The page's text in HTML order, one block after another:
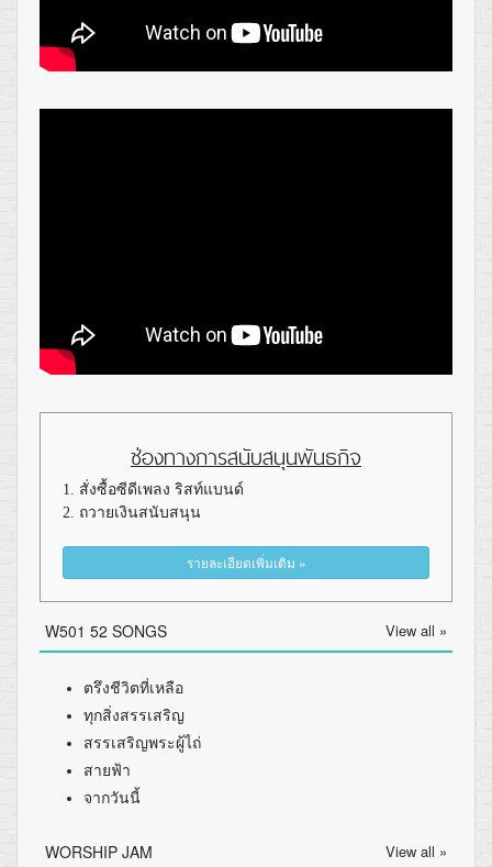
ช่องทางการสนับสนุนพันธกิจ
1. สั่งซื้อซีดีเพลง ริสท์แบนด์
2. ถวายเงินสนับสนุน
รายละเอียดเพิ่มเติม »
W501 52 SONGS View all »
ตรึงชีวิตที่เหลือ
ทุกสิ่งสรรเสริญ
สรรเสริญพระผู้ไถ่
สายฟ้า
จากวันนี้
WORSHIP JAM View all »